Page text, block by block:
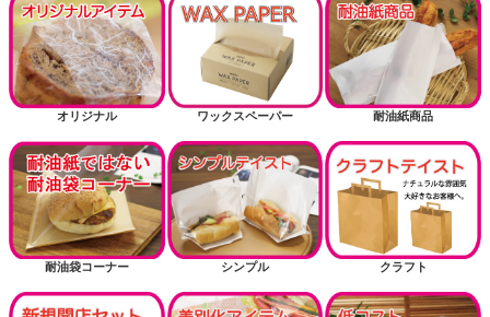
オリジナル ワックスペーパー 耐油紙商品
耐油袋コーナー シンプル クラフト